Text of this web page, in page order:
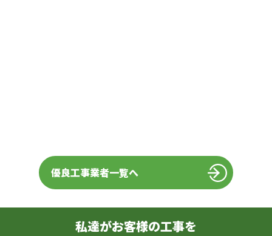
優良工事業者一覧へ
私達がお客様の工事を